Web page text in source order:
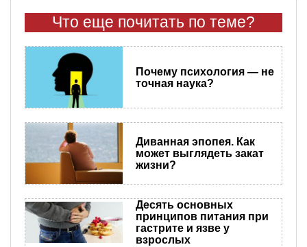
Что еще почитать по теме?
Почему психология — не
точная наука?
Диванная эпопея. Как
может выглядеть закат
жизни?
Десять основных
принципов питания при
гастрите и язве у
взрослых